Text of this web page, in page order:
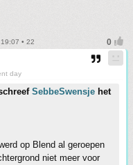
• 22
day
SebbeSwensje het
op Blend al geroepen
niet meer voor